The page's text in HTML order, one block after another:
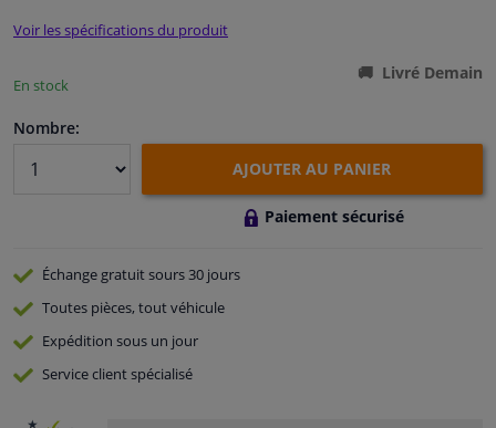
Camping-car, moto & vélo
Promotions et réductions
Capteurs & électronique
Voir les spécifications du produit
En stock
Livré Demain
Nombre:
AJOUTER AU PANIER
Paiement sécurisé
Échange gratuitsours 30 jours
Toutes pièces, tout véhicule
Expédition sous un jour
Serviceclient spécialisé